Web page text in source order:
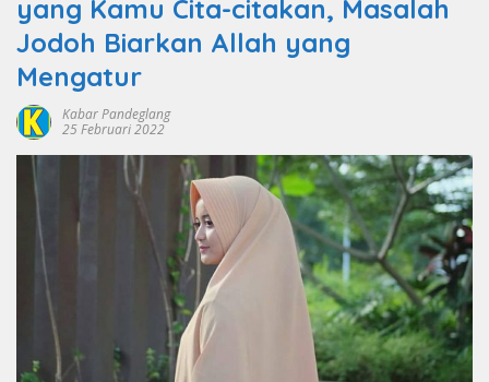
yang Kamu Cita-citakan, Masalah
Jodoh Biarkan Allah yang
Mengatur
Kabar Pandeglang
25 Februari 2022